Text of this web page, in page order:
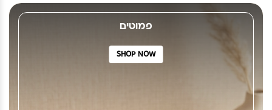
פמוטים
SHOP NOW